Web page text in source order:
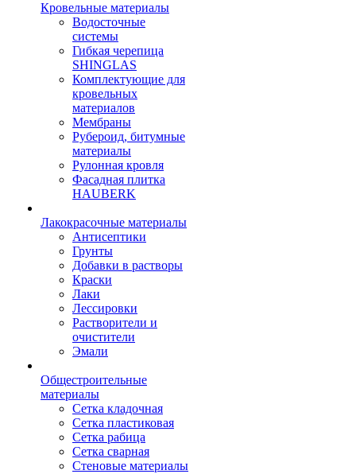
Кровельные материалы
Водосточные
системы
Гибкая черепица
SHINGLAS
Комплектующие для
кровельных
материалов
Мембраны
Рубероид, битумные
материалы
Рулонная кровля
Фасадная плитка
HAUBERK
Лакокрасочные материалы
Антисептики
Грунты
Добавки в растворы
Краски
Лаки
Лессировки
Растворители и
очистители
Эмали
Общестроительные
материалы
Сетка кладочная
Сетка пластиковая
Сетка рабица
Сетка сварная
Стеновые материалы